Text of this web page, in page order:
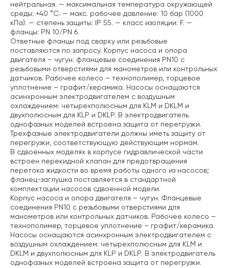
нейтральная. — максимальная температура окружающей
среды: +40 °C. — макс. рабочее давление: 10 бар (1000
кПа). — степень защиты: IP 55. — класс изоляции: F. —
фланцы: PN 10/PN 6.
Ответные фланцы под сварку или резьбовые
поставляются по запросу. Корпус насоса и опора
двигателя – чугун. фланцевые соединения PN10 с
резьбовыми отверстиями для манометров или контрольных
датчиков. Рабочее колесо – технополимер, торцевое
уплотнение – графит/керамика. Насосы оснащаются
асинхронным электродвигателем с воздушным
охлаждением: четырехполюсным для KLM и DKLM и
двухполюсным для KLP и DKLP. В электродвигатель
однофазных моделей встроена защита от перегрузки.
Трехфазные электродвигатели должны иметь защиту от
перегрузки, соответствующую действующим нормам.
В сдвоенных моделях в корпусе гидравлической части
встроен перекидной клапан для предотвращения
перетока жидкости во время работы одного из насосов;
фланец-заглушка поставляется в стандартной
комплектации насосов сдвоенной модели.
Корпус насоса и опора двигателя – чугун. Фланцевые
соединения PN10 с резьбовыми отверстиями для
манометров или контрольных датчиков. Рабочее колесо –
технополимер, торцевое уплотнение – графит/керамика.
Насосы оснащаются асинхронным электродвигателем с
воздушным охлаждением: четырехполюсным для KLM и
DKLM и двухполюсным для KLP и DKLP. В электродвигатель
однофазных моделей встроена защита от перегрузки.